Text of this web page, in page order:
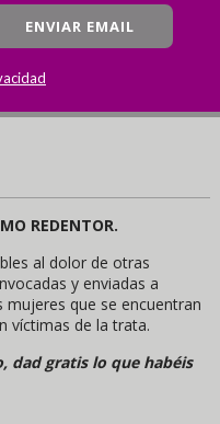
REDENTOR.
al dolor de otras
y enviadas a
mujeres que se encuentran
víctimas de la trata.
dad gratis lo que habéis